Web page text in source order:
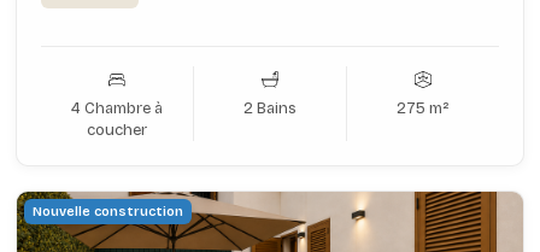
4 Chambre à
coucher
2 Bains 275 m²
Nouvelle construction